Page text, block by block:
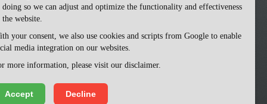
so we can adjust and optimize the functionality and effectiveness
website.
your consent, we also use cookies and scripts from Google to enable
media integration on our websites.
more information, please visit our disclaimer.
Accept Decline